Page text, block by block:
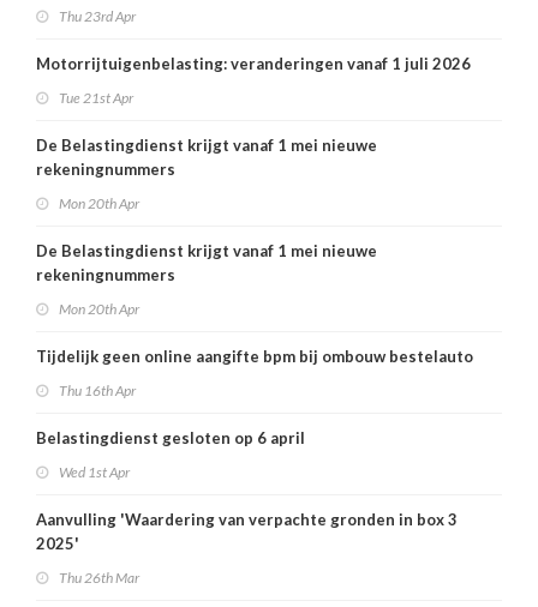
Thu 23rd Apr
Motorrijtuigenbelasting: veranderingen vanaf 1 juli 2026
Tue 21st Apr
De Belastingdienst krijgt vanaf 1 mei nieuwe
rekeningnummers
Mon 20th Apr
De Belastingdienst krijgt vanaf 1 mei nieuwe
rekeningnummers
Mon 20th Apr
Tijdelijk geen online aangifte bpm bij ombouw bestelauto
Thu 16th Apr
Belastingdienst gesloten op 6 april
Wed 1st Apr
Aanvulling 'Waardering van verpachte gronden in box 3
2025'
Thu 26th Mar